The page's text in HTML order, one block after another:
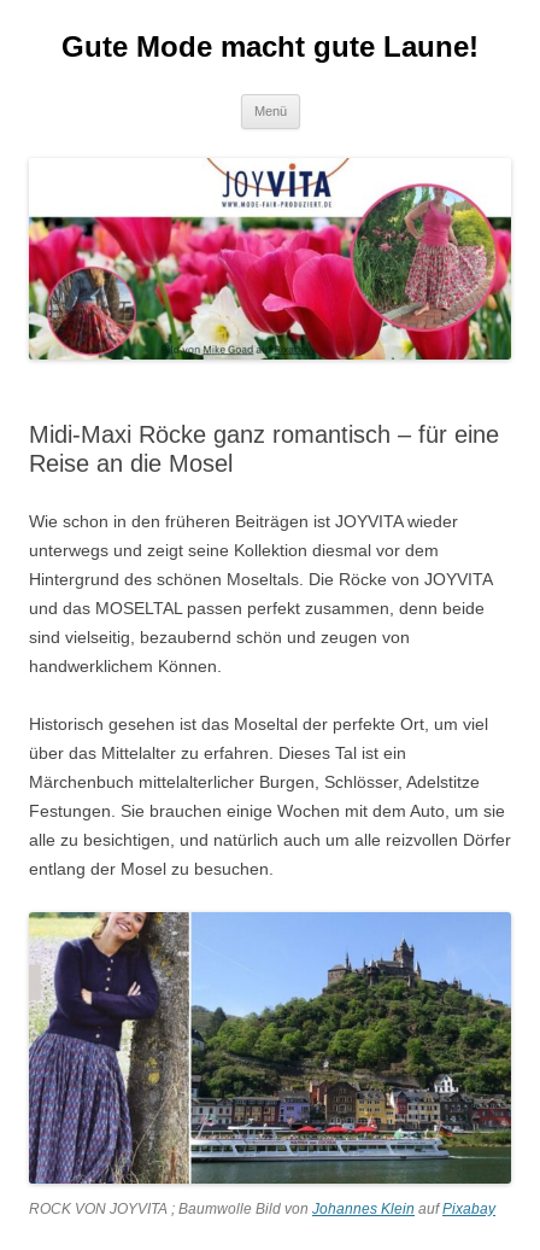
springenGute Mode macht gute Laune!
Menü
Midi-Maxi Röcke ganz romantisch – für eine
Reise an die Mosel
Wie schon in den früheren Beiträgen ist JOYVITA wieder
unterwegs und zeigt seine Kollektion diesmal vor dem
Hintergrund des schönen Moseltals. Die Röcke von JOYVITA
und das MOSELTAL passen perfekt zusammen, denn beide
sind vielseitig, bezaubernd schön und zeugen von
handwerklichem Können.
Historisch gesehen ist das Moseltal der perfekte Ort, um viel
über das Mittelalter zu erfahren. Dieses Tal ist ein
Märchenbuch mittelalterlicher Burgen, Schlösser, Adelstitze
Festungen. Sie brauchen einige Wochen mit dem Auto, um sie
alle zu besichtigen, und natürlich auch um alle reizvollen Dörfer
entlang der Mosel zu besuchen.
ROCK VON JOYVITA ; Baumwolle Bild von Johannes Klein aufPixabay